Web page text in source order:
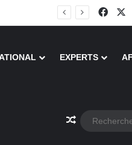
EXPERTS
Article